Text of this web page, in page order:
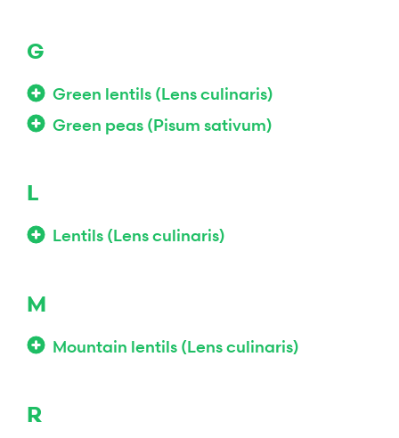
G
Green lentils (Lens culinaris)
Green peas (Pisum sativum)
L
Lentils (Lens culinaris)
M
Mountain lentils (Lens culinaris)
R